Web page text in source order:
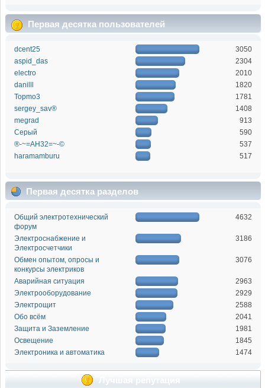
Первая десятка пользователей
dcent25
3050
aspid_das
2304
electro
2010
danilll
1820
Topmo3
1781
sergey_sav®
1408
megrad
913
Серый
590
®-~=АН32=~-©
537
haramamburu
517
Первая десятка разделов
Общий электротехнический
форум
4632
Электроснабжение и
Электросчетчики
3186
Обмен опытом, опросы и
конкурсы электриков
3076
Аварийная ситуация
2963
Электрооборудование
2929
Электрощит
2588
Обо всём
2041
Защита и Заземление
1981
Освещение
1845
Электроника и автоматика
1474